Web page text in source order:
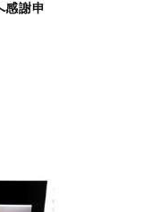
感謝申